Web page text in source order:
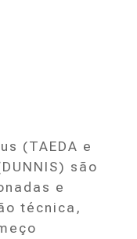
(TAEDA e
são
e
técnica,